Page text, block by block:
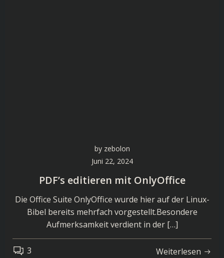
by zebolon
Juni 22, 2024
PDF’s editieren mit OnlyOffice
Die Office Suite OnlyOffice wurde hier auf der Linux-
Bibel bereits mehrfach vorgestellt.Besondere
Aufmerksamkeit verdient in der […]
3 Weiterlesen